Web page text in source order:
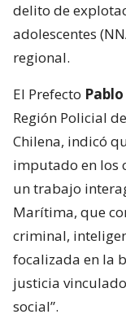
delito de
adolescentes
regional.
El Prefecto
Región Policial
Chilena, indicó
imputado en los
un trabajo
Marítima, que
criminal,
focalizada en la
justicia
social”.